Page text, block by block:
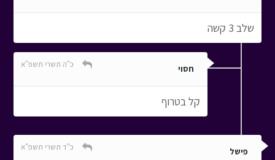
שלב 3 קשה
חסוי כ"ה תשרי תשפ"א
קל בטרוף
פישל כ"ד תשרי תשפ"א